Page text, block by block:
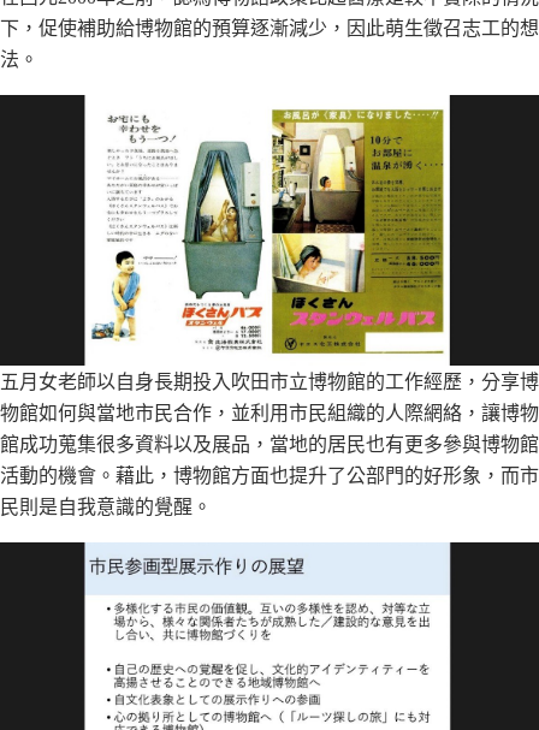
下，促使補助給博物館的預算逐漸減少，因此萌生徵召志工的想
法。
五月女老師以自身長期投入吹田市立博物館的工作經歷，分享博
物館如何與當地市民合作，並利用市民組織的人際網絡，讓博物
館成功蒐集很多資料以及展品，當地的居民也有更多參與博物館
活動的機會。藉此，博物館方面也提升了公部門的好形象，而市
民則是自我意識的覺醒。